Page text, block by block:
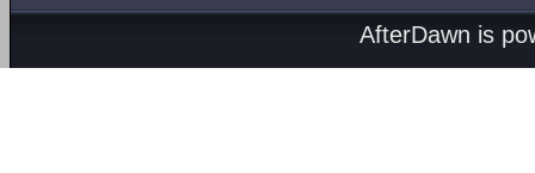
AfterDawn is